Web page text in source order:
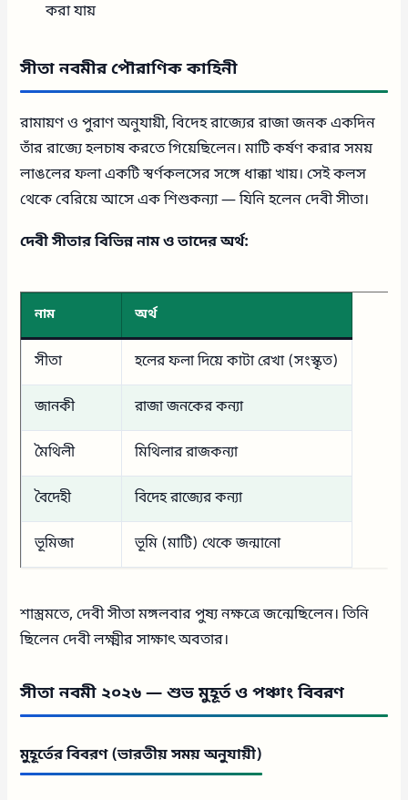
করা যায়
সীতা নবমীর পৌরাণিক কাহিনী
রামায়ণ ও পুরাণ অনুযায়ী, বিদেহ রাজ্যের রাজা জনক একদিন
তাঁর রাজ্যে হলচাষ করতে গিয়েছিলেন। মাটি কর্ষণ করার সময়
লাঙলের ফলা একটি স্বর্ণকলসের সঙ্গে ধাক্কা খায়। সেই কলস
থেকে বেরিয়ে আসে এক শিশুকন্যা — যিনি হলেন দেবী সীতা।
দেবী সীতার বিভিন্ন নাম ও তাদের অর্থ:
নাম অর্থ
সীতা হলের ফলা দিয়ে কাটা রেখা (সংস্কৃত)
জানকী রাজা জনকের কন্যা
মৈথিলী মিথিলার রাজকন্যা
বৈদেহী বিদেহ রাজ্যের কন্যা
ভূমিজা ভূমি (মাটি) থেকে জন্মানো
শাস্ত্রমতে, দেবী সীতা মঙ্গলবার পুষ্য নক্ষত্রে জন্মেছিলেন। তিনি
ছিলেন দেবী লক্ষ্মীর সাক্ষাৎ অবতার।
সীতা নবমী ২০২৬ — শুভ মুহূর্ত ও পঞ্চাং বিবরণ
মুহূর্তের বিবরণ (ভারতীয় সময় অনুযায়ী)